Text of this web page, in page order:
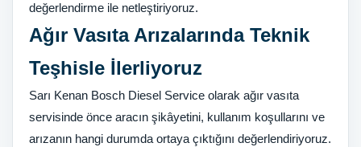
değerlendirme ile netleştiriyoruz.
Ağır Vasıta Arızalarında Teknik
Teşhisle İlerliyoruz
Sarı Kenan Bosch Diesel Service olarak ağır vasıta
servisinde önce aracın şikâyetini, kullanım koşullarını ve
arızanın hangi durumda ortaya çıktığını değerlendiriyoruz.